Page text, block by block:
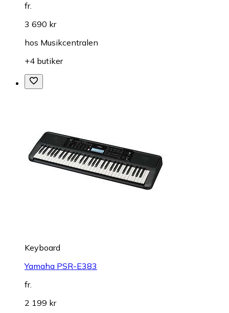
fr.
3 690 kr
hos Musikcentralen
+4 butiker
Keyboard
Yamaha PSR-E383
fr.
2 199 kr